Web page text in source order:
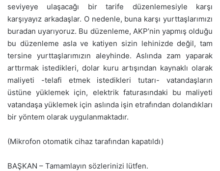
seviyeye ulaşacağı bir tarife düzenlemesiyle karşı
karşıyayız arkadaşlar. O nedenle, buna karşı yurttaşlarımızı
buradan uyarıyoruz. Bu düzenleme, AKP’nin yapmış olduğu
bu düzenleme asla ve katiyen sizin lehinizde değil, tam
tersine yurttaşlarımızın aleyhinde. Aslında zam yaparak
arttırmak istedikleri, dolar kuru artışından kaynaklı olarak
maliyeti -telafi etmek istedikleri tutarı- vatandaşların
üstüne yüklemek için, elektrik faturasındaki bu maliyeti
vatandaşa yüklemek için aslında işin etrafından dolandıkları
bir yöntem olarak uygulanmaktadır.
(Mikrofon otomatik cihaz tarafından kapatıldı)
BAŞKAN – Tamamlayın sözlerinizi lütfen.